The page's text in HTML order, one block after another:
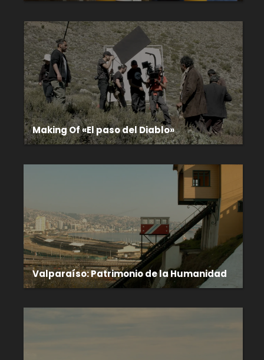
Making Of «El paso del Diablo»
Valparaíso: Patrimonio de la Humanidad